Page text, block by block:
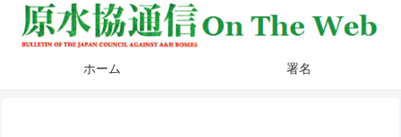
ホーム 署名